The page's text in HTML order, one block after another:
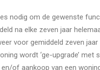
nodig om de gewenste
na elke zeven jaar
voor gemiddeld zeven
wordt ‘ge-upgrade’
of aankoop van een